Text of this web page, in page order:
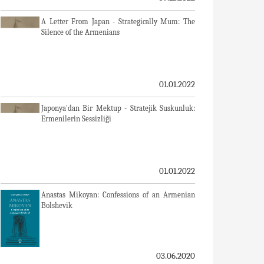
A Letter From Japan - Strategically Mum: The
Silence of the Armenians
01.01.2022
Japonya'dan Bir Mektup - Stratejik Suskunluk:
Ermenilerin Sessizliği
01.01.2022
Anastas Mikoyan: Confessions of an Armenian
Bolshevik
03.06.2020